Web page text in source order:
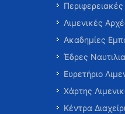
Λιμενικές
Ακαδημίες
Έδρες
Ευρετήριο
Χάρτης
Κέντρα